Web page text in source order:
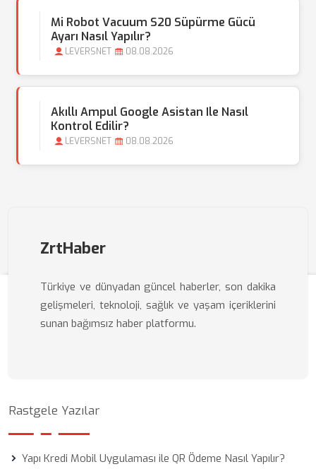
Mi Robot Vacuum S20 Süpürme Gücü
Ayarı Nasıl Yapılır?
LEVERSNET 08.08.2026
Akıllı Ampul Google Asistan Ile Nasıl
Kontrol Edilir?
LEVERSNET 08.08.2026
ZrtHaber
Türkiye ve dünyadan güncel haberler, son dakika
gelişmeleri, teknoloji, sağlık ve yaşam içeriklerini
sunan bağımsız haber platformu.
Rastgele Yazılar
Yapı Kredi Mobil Uygulaması ile QR Ödeme Nasıl Yapılır?